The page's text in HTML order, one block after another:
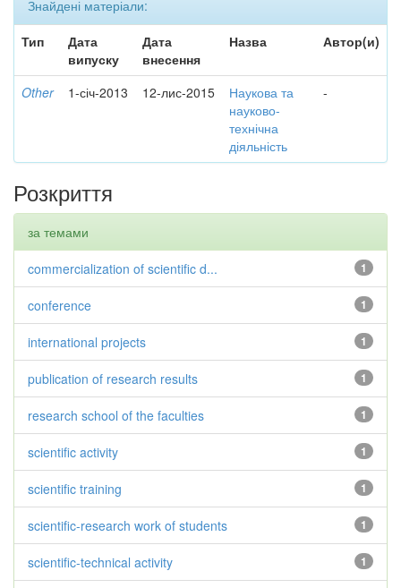
Знайдені матеріали:
Тип
Дата
випуску
Дата
внесення
Назва Автор(и)
Other 1-січ-2013 12-лис-2015
Наукова та
науково-
технічна
діяльність
-
Розкриття
за темами
1
commercialization of scientific d...
1
conference
1
international projects
1
publication of research results
1
research school of the faculties
1
scientific activity
1
scientific training
1
scientific-research work of students
1
scientific-technical activity